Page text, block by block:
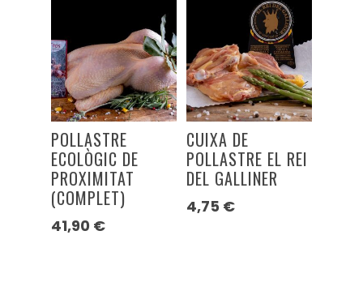
POLLASTRE
ECOLÒGIC DE
PROXIMITAT
(COMPLET)
41,90 €
CUIXA DE
POLLASTRE EL REI
DEL GALLINER
4,75 €